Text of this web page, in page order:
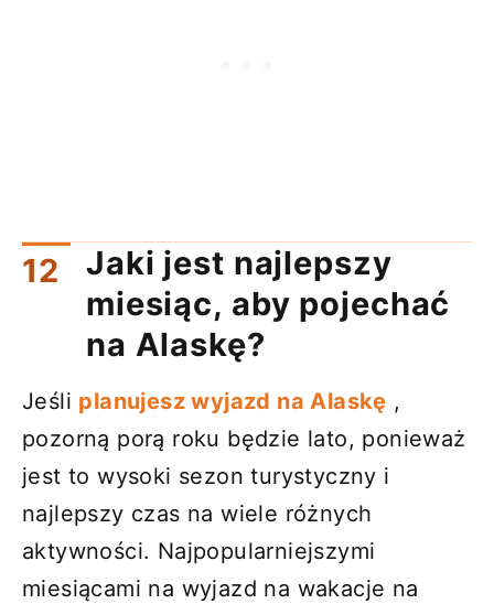
Jaki jest najlepszy
miesiąc, aby pojechać
na Alaskę?
Jeśli planujesz wyjazd na Alaskę ,
pozorną porą roku będzie lato, ponieważ
jest to wysoki sezon turystyczny i
najlepszy czas na wiele różnych
aktywności. Najpopularniejszymi
miesiącami na wyjazd na wakacje na